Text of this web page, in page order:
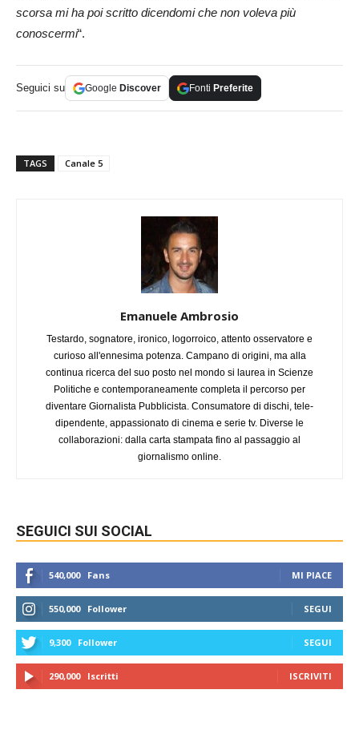
scorsa mi ha poi scritto dicendomi che non voleva più
conoscermi“.
Seguici su Google Discover Fonti Preferite
TAGS Canale 5
Emanuele Ambrosio
Testardo, sognatore, ironico, logorroico, attento osservatore e
curioso all'ennesima potenza. Campano di origini, ma alla
continua ricerca del suo posto nel mondo si laurea in Scienze
Politiche e contemporaneamente completa il percorso per
diventare Giornalista Pubblicista. Consumatore di dischi, tele-
dipendente, appassionato di cinema e serie tv. Diverse le
collaborazioni: dalla carta stampata fino al passaggio al
giornalismo online.
SEGUICI SUI SOCIAL
540,000 Fans MI PIACE
550,000 Follower SEGUI
9,300 Follower SEGUI
290,000 Iscritti ISCRIVITI